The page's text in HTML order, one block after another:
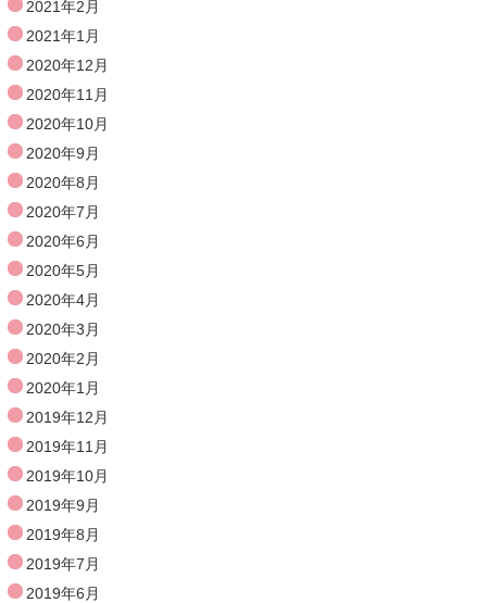
2021年2月
2021年1月
2020年12月
2020年11月
2020年10月
2020年9月
2020年8月
2020年7月
2020年6月
2020年5月
2020年4月
2020年3月
2020年2月
2020年1月
2019年12月
2019年11月
2019年10月
2019年9月
2019年8月
2019年7月
2019年6月